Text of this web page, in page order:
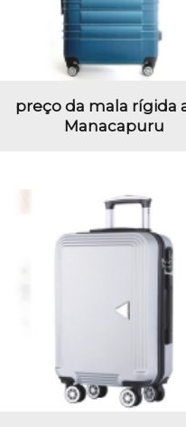
preço da mala rígida
Manacapuru